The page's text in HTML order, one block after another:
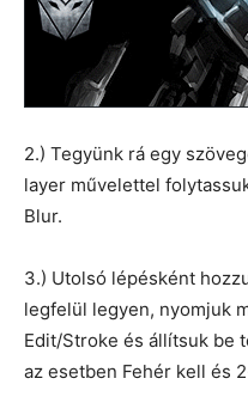
2.) Tegyünk rá egy
layer művelettel
Blur.
3.) Utolsó lépésként
legfelül legyen, nyomjuk
Edit/Stroke és állítsuk be
az esetben Fehér kell és